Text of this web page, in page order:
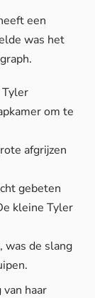
een
was het
.
Tyler
om te
afgrijzen
gebeten
kleine Tyler
was de slang
haar